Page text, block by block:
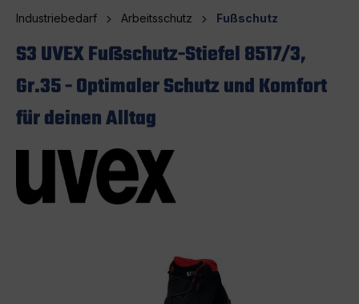
Industriebedarf Arbeitsschutz Fußschutz
S3 UVEX Fußschutz-Stiefel 8517/3,
Gr.35 - Optimaler Schutz und Komfort
für deinen Alltag